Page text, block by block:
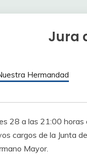
Jura
Hermandad
28 a las 21:00
cargos de la Junta
Mayor.